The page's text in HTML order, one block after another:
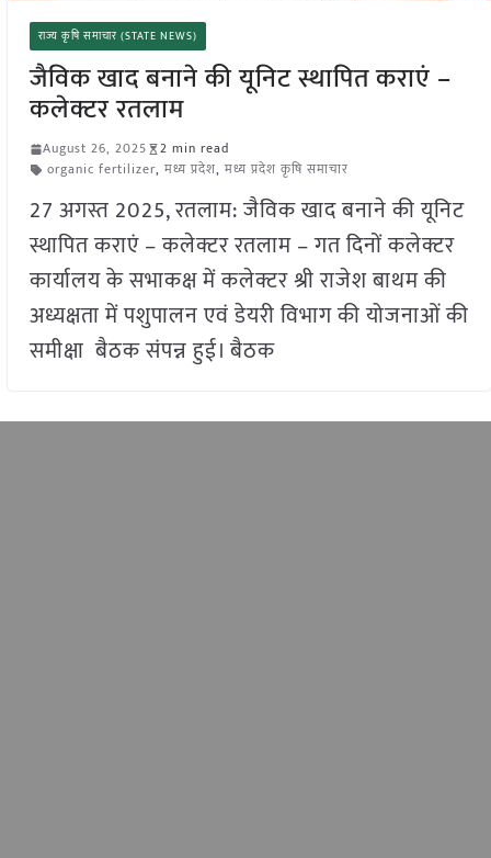
राज्य कृषि समाचार (STATE NEWS)
जैविक खाद बनाने की यूनिट स्थापित कराएं –
कलेक्टर रतलाम
August 26, 2025
2 min read
organic fertilizer, मध्य प्रदेश, मध्य प्रदेश कृषि समाचार
27 अगस्त 2025, रतलाम: जैविक खाद बनाने की यूनिट
स्थापित कराएं – कलेक्टर रतलाम – गत दिनों कलेक्टर
कार्यालय के सभाकक्ष में कलेक्टर श्री राजेश बाथम की
अध्यक्षता में पशुपालन एवं डेयरी विभाग की योजनाओं की
समीक्षा बैठक संपन्न हुई। बैठक